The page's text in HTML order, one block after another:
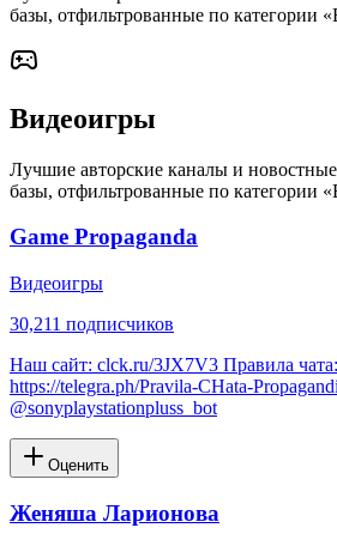
базы, отфильтрованные по категории «
Видеоигры
Лучшие авторские каналы и
базы, отфильтрованные по категории «
Game Propaganda
Видеоигры
30,211 подписчиков
Наш сайт: clck.ru/3JX7V3 Правила чата:
https://telegra.ph/Pravila-CHata-
@sonyplaystationpluss_bot
Оценить
Женяша Ларионова